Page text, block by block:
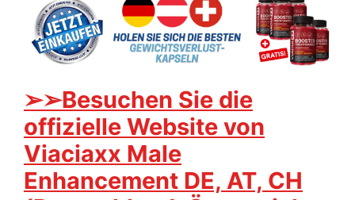
➢➢Besuchen Sie die
offizielle Website von
Viaciaxx Male
Enhancement DE, AT, CH